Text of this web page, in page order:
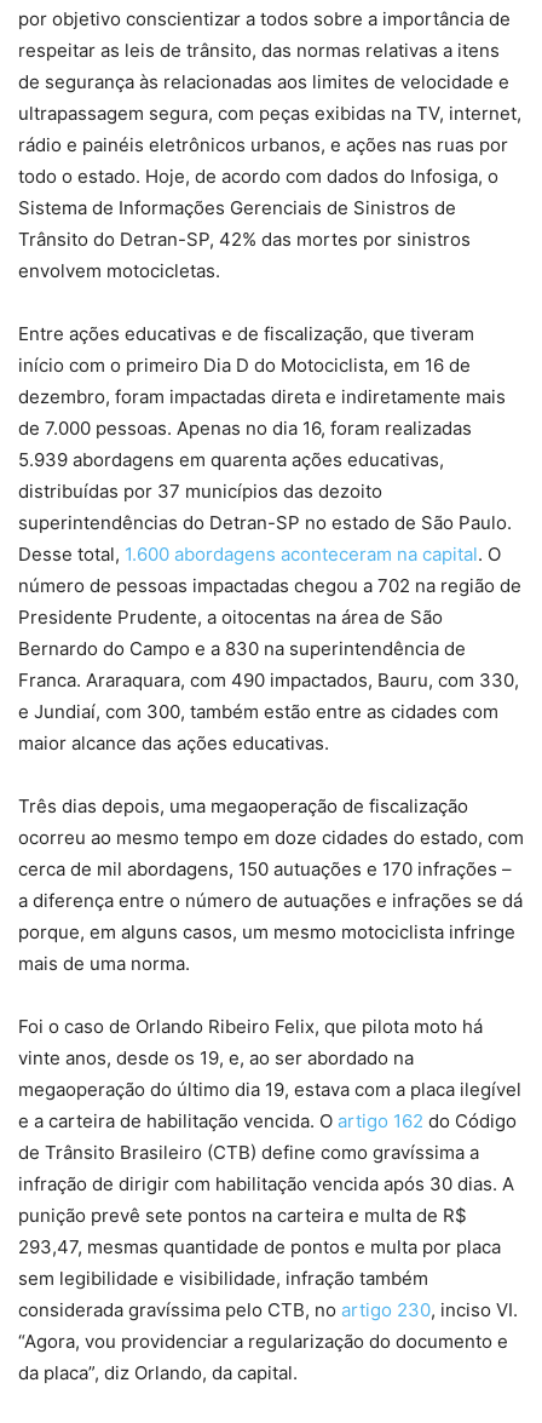
por objetivo conscientizar a todos sobre a importância de
respeitar as leis de trânsito, das normas relativas a itens
de segurança às relacionadas aos limites de velocidade e
ultrapassagem segura, com peças exibidas na TV, internet,
rádio e painéis eletrônicos urbanos, e ações nas ruas por
todo o estado. Hoje, de acordo com dados do Infosiga, o
Sistema de Informações Gerenciais de Sinistros de
Trânsito do Detran-SP, 42% das mortes por sinistros
envolvem motocicletas.
Entre ações educativas e de fiscalização, que tiveram
início com o primeiro Dia D do Motociclista, em 16 de
dezembro, foram impactadas direta e indiretamente mais
de 7.000 pessoas. Apenas no dia 16, foram realizadas
5.939 abordagens em quarenta ações educativas,
distribuídas por 37 municípios das dezoito
superintendências do Detran-SP no estado de São Paulo.
Desse total, 1.600 abordagens aconteceram na capital. O
número de pessoas impactadas chegou a 702 na região de
Presidente Prudente, a oitocentas na área de São
Bernardo do Campo e a 830 na superintendência de
Franca. Araraquara, com 490 impactados, Bauru, com 330,
e Jundiaí, com 300, também estão entre as cidades com
maior alcance das ações educativas.
Três dias depois, uma megaoperação de fiscalização
ocorreu ao mesmo tempo em doze cidades do estado, com
cerca de mil abordagens, 150 autuações e 170 infrações –
a diferença entre o número de autuações e infrações se dá
porque, em alguns casos, um mesmo motociclista infringe
mais de uma norma.
Foi o caso de Orlando Ribeiro Felix, que pilota moto há
vinte anos, desde os 19, e, ao ser abordado na
megaoperação do último dia 19, estava com a placa ilegível
e a carteira de habilitação vencida. O artigo 162 do Código
de Trânsito Brasileiro (CTB) define como gravíssima a
infração de dirigir com habilitação vencida após 30 dias. A
punição prevê sete pontos na carteira e multa de R$
293,47, mesmas quantidade de pontos e multa por placa
sem legibilidade e visibilidade, infração também
considerada gravíssima pelo CTB, no artigo 230, inciso VI.
“Agora, vou providenciar a regularização do documento e
da placa”, diz Orlando, da capital.